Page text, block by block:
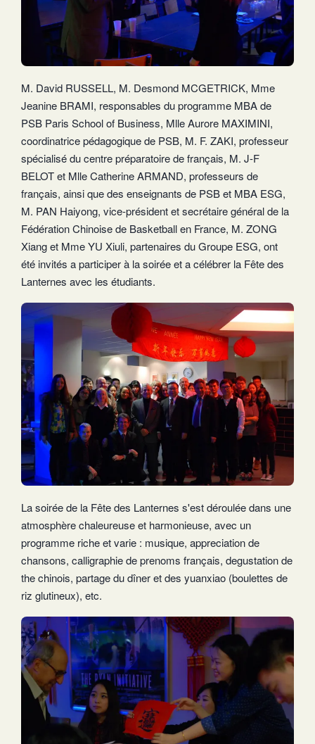
M. David RUSSELL, M. Desmond MCGETRICK, Mme
Jeanine BRAMI, responsables du programme MBA de
PSB Paris School of Business, Mlle Aurore MAXIMINI,
coordinatrice pédagogique de PSB, M. F. ZAKI, professeur
spécialisé du centre préparatoire de français, M. J-F
BELOT et Mlle Catherine ARMAND, professeurs de
français, ainsi que des enseignants de PSB et MBA ESG,
M. PAN Haiyong, vice-président et secrétaire général de la
Fédération Chinoise de Basketball en France, M. ZONG
Xiang et Mme YU Xiuli, partenaires du Groupe ESG, ont
été invités a participer à la soirée et a célébrer la Fête des
Lanternes avec les étudiants.
La soirée de la Fête des Lanternes s'est déroulée dans une
atmosphère chaleureuse et harmonieuse, avec un
programme riche et varie : musique, appreciation de
chansons, calligraphie de prenoms français, degustation de
the chinois, partage du dîner et des yuanxiao (boulettes de
riz glutineux), etc.